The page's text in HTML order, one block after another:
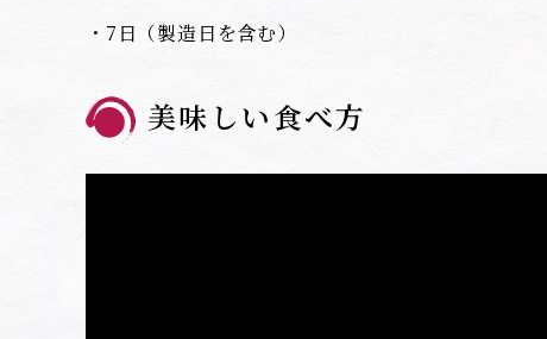
・7日（製造日を含む）
美味しい食べ方